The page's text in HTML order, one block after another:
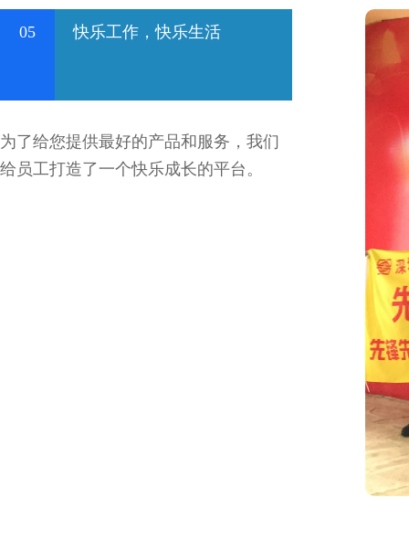
05 快乐工作，快乐生活
为了给您提供最好的产品和服务，我们
给员工打造了一个快乐成长的平台。